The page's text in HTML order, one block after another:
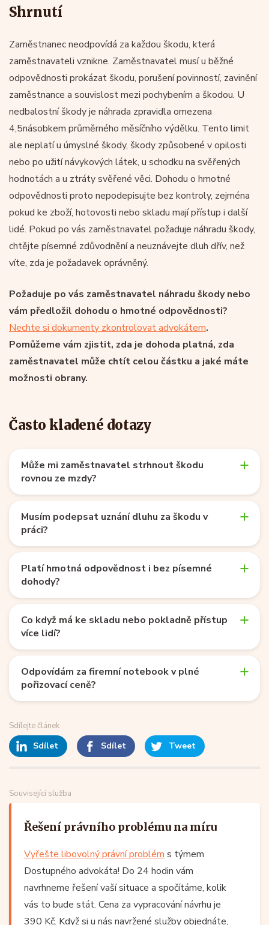
Shrnutí
Zaměstnanec neodpovídá za každou škodu, která
zaměstnavateli vznikne. Zaměstnavatel musí u běžné
odpovědnosti prokázat škodu, porušení povinností, zavinění
zaměstnance a souvislost mezi pochybením a škodou. U
nedbalostní škody je náhrada zpravidla omezena
4,5násobkem průměrného měsíčního výdělku. Tento limit
ale neplatí u úmyslné škody, škody způsobené v opilosti
nebo po užití návykových látek, u schodku na svěřených
hodnotách a u ztráty svěřené věci. Dohodu o hmotné
odpovědnosti proto nepodepisujte bez kontroly, zejména
pokud ke zboží, hotovosti nebo skladu mají přístup i další
lidé. Pokud po vás zaměstnavatel požaduje náhradu škody,
chtějte písemné zdůvodnění a neuznávejte dluh dřív, než
víte, zda je požadavek oprávněný.
Požaduje po vás zaměstnavatel náhradu škody nebo
vám předložil dohodu o hmotné odpovědnosti?
Nechte si dokumenty zkontrolovat advokátem.
Pomůžeme vám zjistit, zda je dohoda platná, zda
zaměstnavatel může chtít celou částku a jaké máte
možnosti obrany.
Často kladené dotazy
Může mi zaměstnavatel strhnout škodu
rovnou ze mzdy?
Musím podepsat uznání dluhu za škodu v
práci?
Platí hmotná odpovědnost i bez písemné
dohody?
Co když má ke skladu nebo pokladně přístup
více lidí?
Odpovídám za firemní notebook v plné
pořizovací ceně?
Sdílejte článek
Sdílet Sdílet Tweet
Související služba
Řešení právního problému na míru
Vyřešte libovolný právní problém s týmem
Dostupného advokáta! Do 24 hodin vám
navrhneme řešení vaší situace a spočítáme, kolik
vás to bude stát. Cena za vypracování návrhu je
390 Kč. Když si u nás navržené služby objednáte,